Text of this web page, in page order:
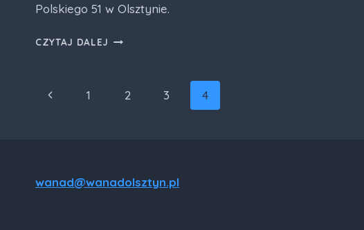
Polskiego 51 w Olsztynie.
CZYTAJ DALEJ ŚWIĘTO
Nawigacja
Poprzednia
1 2 3 4
wanad@wanadolsztyn.pl